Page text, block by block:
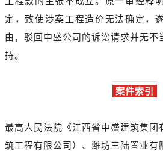
定，致使涉案工程造价无法确定，
由，驳回中盛公司的诉讼请求并无
持。
案件索引
最高人民法院《江西省中盛建筑集团
筑工程有限公司）、潍坊三陆置业有